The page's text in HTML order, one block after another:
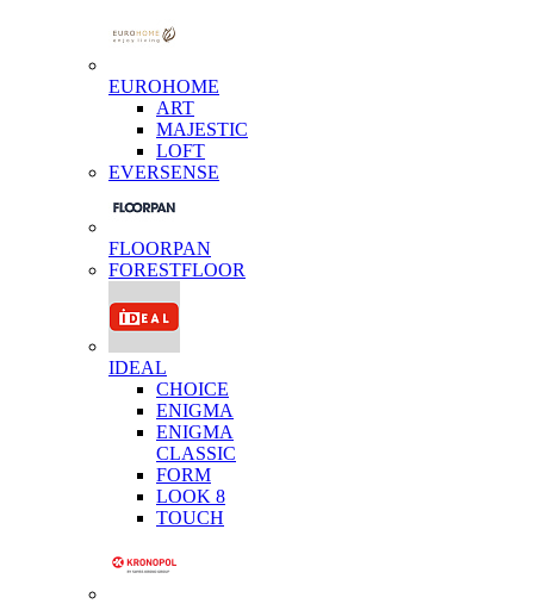
EUROHOME
ART
MAJESTIC
LOFT
EVERSENSE
FLOORPAN
FORESTFLOOR
IDEAL
CHOICE
ENIGMA
ENIGMA
CLASSIC
FORM
LOOK 8
TOUCH